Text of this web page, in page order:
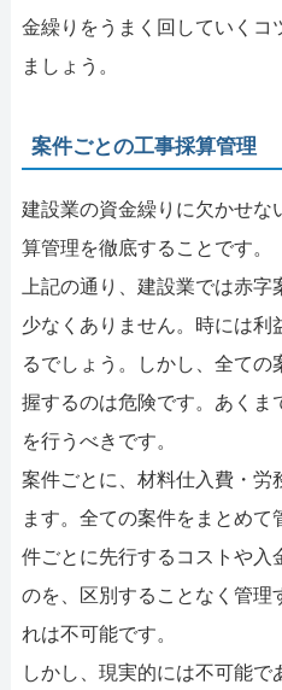
金繰りをうまく回していくコ
ましょう。
案件ごとの工事採算管理
建設業の資金繰りに欠かせな
算管理を徹底することです。
上記の通り、建設業では赤
少なくありません。時には利
るでしょう。しかし、全ての
握するのは危険です。あくま
を行うべきです。
案件ごとに、材料仕入費・労
ます。全ての案件をまとめ
件ごとに先行するコストや入
のを、区別することなく管理
れは不可能です。
しかし、現実的には不可能